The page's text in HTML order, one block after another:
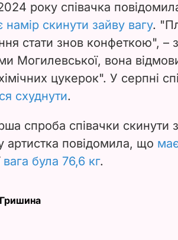
року співачка
намір скинути зайву вагу.
стати знов конфеткою", –
Могилевської, вона
цукерок". У серпні
схуднути.
спроба співачки скинути
артистка повідомила, що
вага була 76,6 кг.